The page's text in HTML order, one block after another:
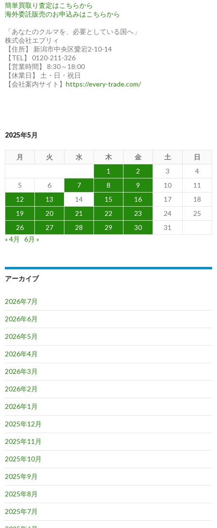
簡単買取り査定はこちらから
海外委託販売のお申込みはこちらから
「あなたのクルマを、必要としている国へ」
株式会社エブリィ
【住所】 新潟市中央区愛宕2-10-14
【TEL】 0120-211-326
【営業時間】 8:30～18:00
【休業日】 土・日・祝日
【会社案内サイト】 https://every-trade.com/
2025年5月
月 火 水 木 金 土
日
1
2 3
4
5
6 7 8 9 10
11
12
13 14 15 16 17
18
19
20 21 22 23 24
25
26
27 28 29 30
31
« 4月
6月 »
アーカイブ
2026年7月
2026年6月
2026年5月
2026年4月
2026年3月
2026年2月
2026年1月
2025年12月
2025年11月
2025年10月
2025年9月
2025年8月
2025年7月